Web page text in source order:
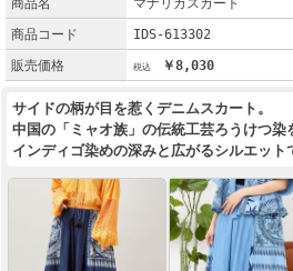
商品名
マナリカスカート
商品コード
IDS-613302
販売価格
￥8,030
サイドの柄が目を惹くデニムスカート。
中国の「ミャオ族」の伝統工芸ろうけつ染
インディゴ染めの深みと広がるシルエット